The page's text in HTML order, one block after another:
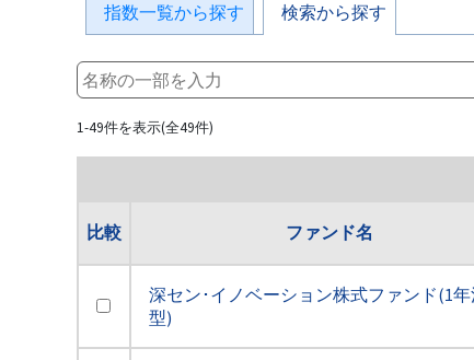
指数一覧から探す 検索から探す
1-49件を表示(全49件)
比較 ファンド名
深セン･イノベーション株式ファンド(1
型)